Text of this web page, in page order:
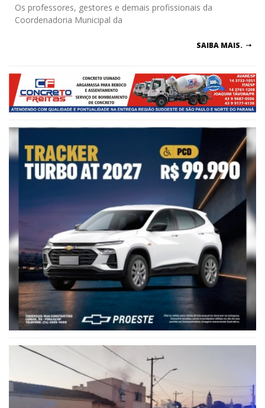
Os professores, gestores e demais profissionais da
Coordenadoria Municipal da
SAIBA MAIS.